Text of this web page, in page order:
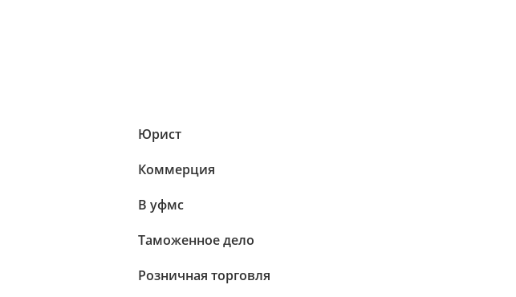
Юрист
Коммерция
В уфмс
Таможенное дело
Розничная торговля